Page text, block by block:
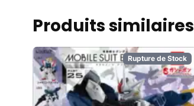
Produits similaires
Rupture de Stock